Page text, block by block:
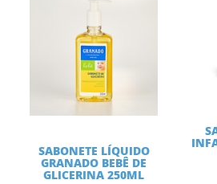
SABONETE LÍQUIDO
GRANADO BEBÊ DE
GLICERINA 250ML